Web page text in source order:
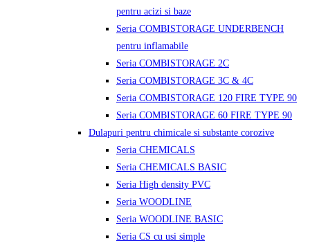
pentru acizi si baze
Seria COMBISTORAGE UNDERBENCH
pentru inflamabile
Seria COMBISTORAGE 2C
Seria COMBISTORAGE 3C & 4C
Seria COMBISTORAGE 120 FIRE TYPE 90
Seria COMBISTORAGE 60 FIRE TYPE 90
Dulapuri pentru chimicale si substante corozive
Seria CHEMICALS
Seria CHEMICALS BASIC
Seria High density PVC
Seria WOODLINE
Seria WOODLINE BASIC
Seria CS cu usi simple